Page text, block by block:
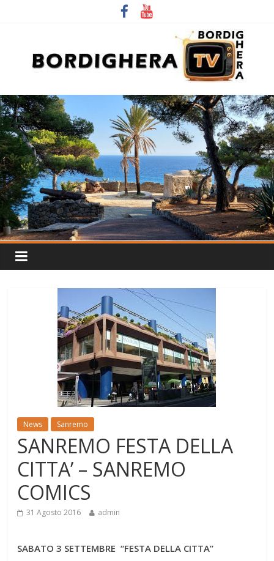
News Sanremo
SANREMO FESTA DELLA
CITTA’ – SANREMO
COMICS
31 Agosto 2016 admin
SABATO 3 SETTEMBRE “FESTA DELLA CITTA”